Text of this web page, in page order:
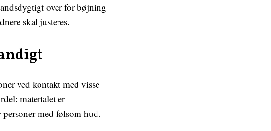
over for bøjning
skal justeres.
ved kontakt med visse
materialet er
med følsom hud.